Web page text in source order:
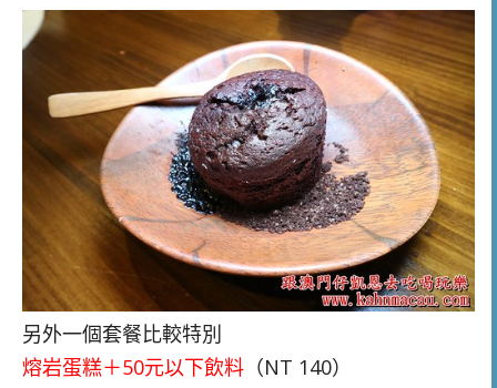
另外一個套餐比較特別
熔岩蛋糕＋50元以下飲料 （NT 140）